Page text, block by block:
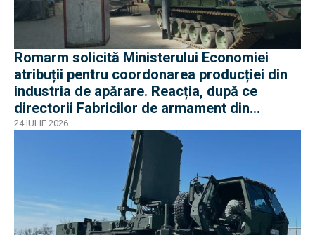
Romarm solicită Ministerului Economiei
atribuții pentru coordonarea producției din
industria de apărare. Reacția, după ce
directorii Fabricilor de armament din
București și Plopeni au fost reținuți de DNA
24 IULIE 2026